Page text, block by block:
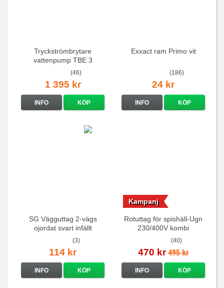
Tryckströmbrytare
vattenpump TBE 3
(46)
1 395 kr
INFO KÖP
Exxact ram Primo vit
(186)
24 kr
INFO KÖP
SG Vägguttag 2-vägs
ojordat svart infällt
16A/250V
(3)
114 kr
INFO KÖP
Rotuttag för spishäll-Ugn
230/400V kombi
(40)
Kampanj
470 kr 495 kr
INFO KÖP